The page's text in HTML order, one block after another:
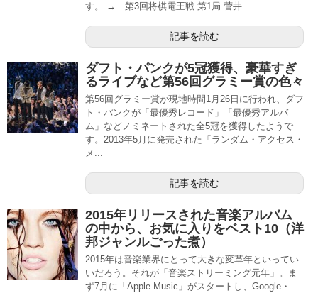
す。 → 第3回将棋電王戦 第1局 菅井...
記事を読む
ダフト・パンクが5冠獲得、豪華すぎ
るライブなど第56回グラミー賞の色々
第56回グラミー賞が現地時間1月26日に行われ、ダフ
ト・パンクが「最優秀レコード」「最優秀アルバ
ム」などノミネートされた全5冠を獲得したようで
す。2013年5月に発売された「ランダム・アクセス・
メ...
記事を読む
2015年リリースされた音楽アルバム
の中から、お気に入りをベスト10（洋
邦ジャンルごった煮）
2015年は音楽業界にとって大きな変革年といってい
いだろう。それが「音楽ストリーミング元年」。ま
ず7月に「Apple Music」がスタートし、Google・